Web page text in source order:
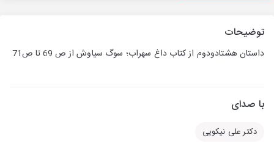
توضیحات
داستان هشتادودوم از کتاب داغ سهراب؛ سوگ سیاوش از ص 69 تا ص71
با صدای
دکتر علی نیکویی